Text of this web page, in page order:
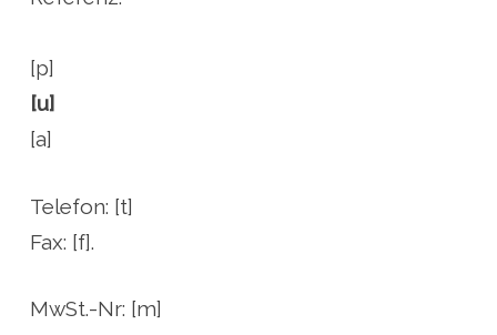
[p]
[u]
[a]
Telefon: [t]
Fax: [f].
MwSt.-Nr: [m]